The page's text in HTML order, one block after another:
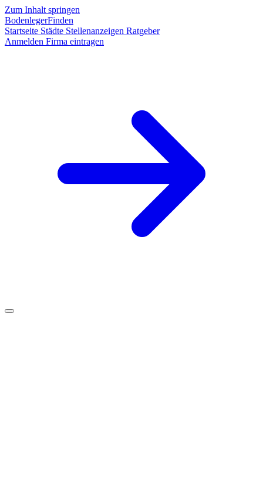
Zum Inhalt springen
BodenlegerFinden
Startseite Städte Stellenanzeigen Ratgeber
Anmelden Firma eintragen